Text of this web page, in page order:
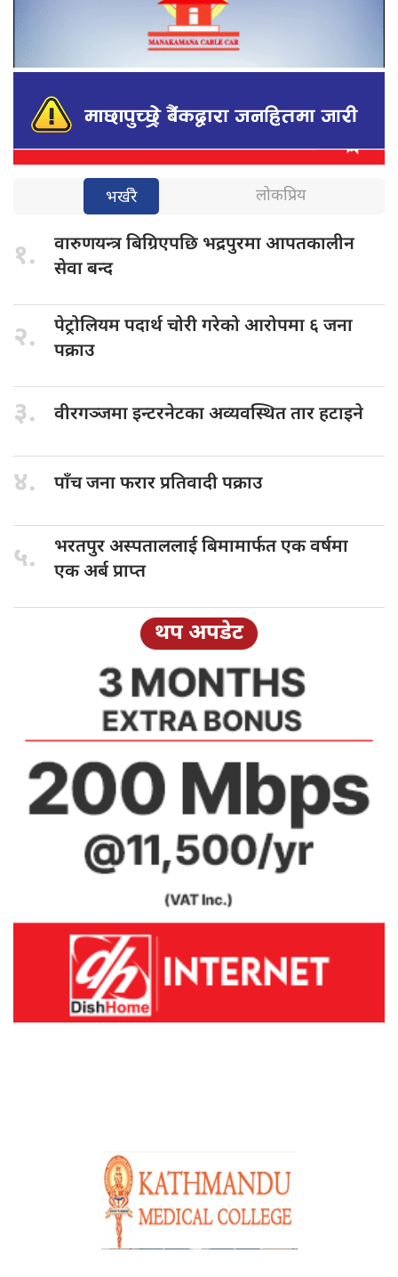
भर्खरै लोकप्रिय
१. वारुणयन्त्र बिग्रिएपछि भद्रपुरमा आपतकालीन
सेवा बन्द
२. पेट्रोलियम पदार्थचोरी गरेको आरोपमा ६ जना
पक्राउ
३. वीरगञ्जमा इन्टरनेटकाअव्यवस्थित तार हटाइने
४. पाँच जनाफरार प्रतिवादी पक्राउ
५. भरतपुर अस्पताललाईबिमामार्फत एक वर्षमा
एक अर्ब प्राप्त
थप अपडेट